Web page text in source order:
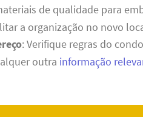
de qualidade para
a organização no novo
: Verifique regras do
outra informação